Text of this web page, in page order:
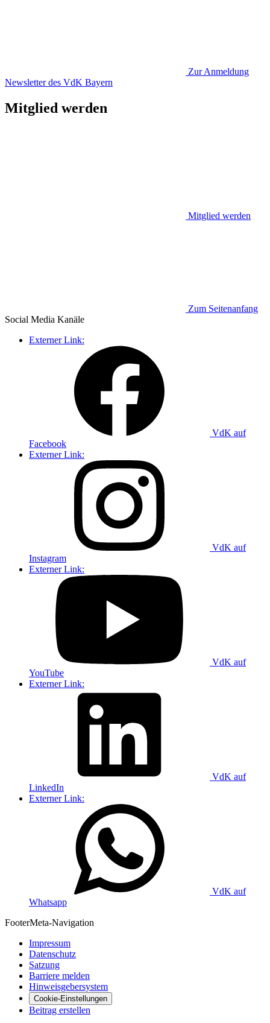
Zur Anmeldung
Newsletter des VdK Bayern
Mitglied werden
Mitglied werden
Zum Seitenanfang
Social Media Kanäle
Externer Link:
VdK auf
Facebook
Externer Link:
VdK auf
Instagram
Externer Link:
VdK auf
YouTube
Externer Link:
VdK auf
LinkedIn
Externer Link:
VdK auf
Whatsapp
FooterMeta-Navigation
Impressum
Datenschutz
Satzung
Barriere melden
Hinweisgebersystem
Cookie-Einstellungen
Beitrag erstellen